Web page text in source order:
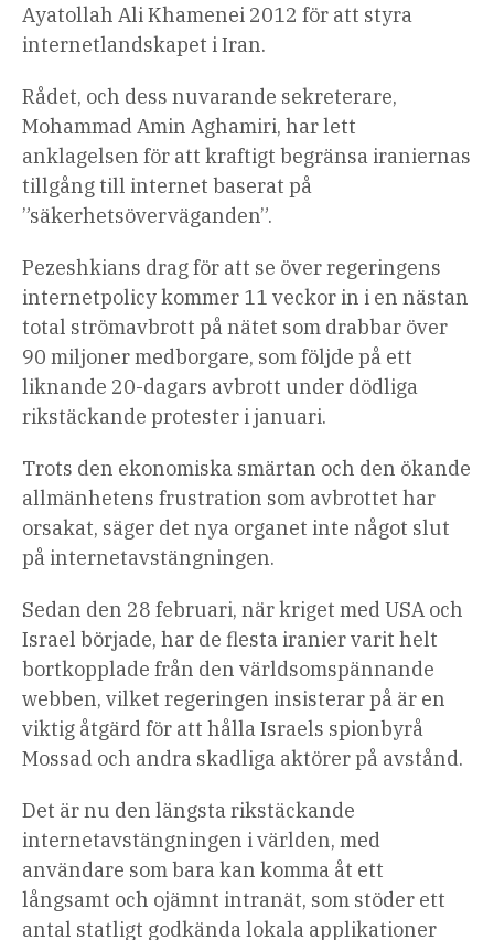
Ayatollah Ali Khamenei 2012 för att styra
internetlandskapet i Iran.
Rådet, och dess nuvarande sekreterare,
Mohammad Amin Aghamiri, har lett
anklagelsen för att kraftigt begränsa iraniernas
tillgång till internet baserat på
”säkerhetsöverväganden”.
Pezeshkians drag för att se över regeringens
internetpolicy kommer 11 veckor in i en nästan
total strömavbrott på nätet som drabbar över
90 miljoner medborgare, som följde på ett
liknande 20-dagars avbrott under dödliga
rikstäckande protester i januari.
Trots den ekonomiska smärtan och den ökande
allmänhetens frustration som avbrottet har
orsakat, säger det nya organet inte något slut
på internetavstängningen.
Sedan den 28 februari, när kriget med USA och
Israel började, har de flesta iranier varit helt
bortkopplade från den världsomspännande
webben, vilket regeringen insisterar på är en
viktig åtgärd för att hålla Israels spionbyrå
Mossad och andra skadliga aktörer på avstånd.
Det är nu den längsta rikstäckande
internetavstängningen i världen, med
användare som bara kan komma åt ett
långsamt och ojämnt intranät, som stöder ett
antal statligt godkända lokala applikationer